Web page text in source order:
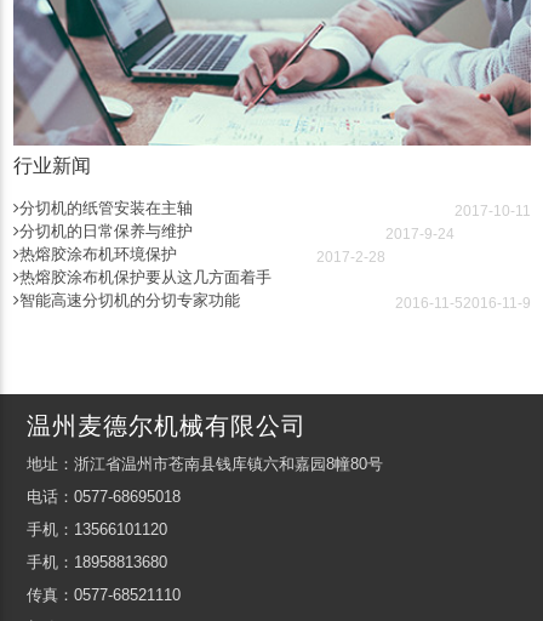
行业新闻
分切机的纸管安装在主轴 2017-10-11
分切机的日常保养与维护 2017-9-24
热熔胶涂布机环境保护 2017-2-28
热熔胶涂布机保护要从这几方面着手
2016-11-9
智能高速分切机的分切专家功能 2016-11-5
温州麦德尔机械有限公司
地址：浙江省温州市苍南县钱库镇六和嘉园8幢80号
电话：0577-68695018
手机：13566101120
手机：18958813680
传真：0577-68521110